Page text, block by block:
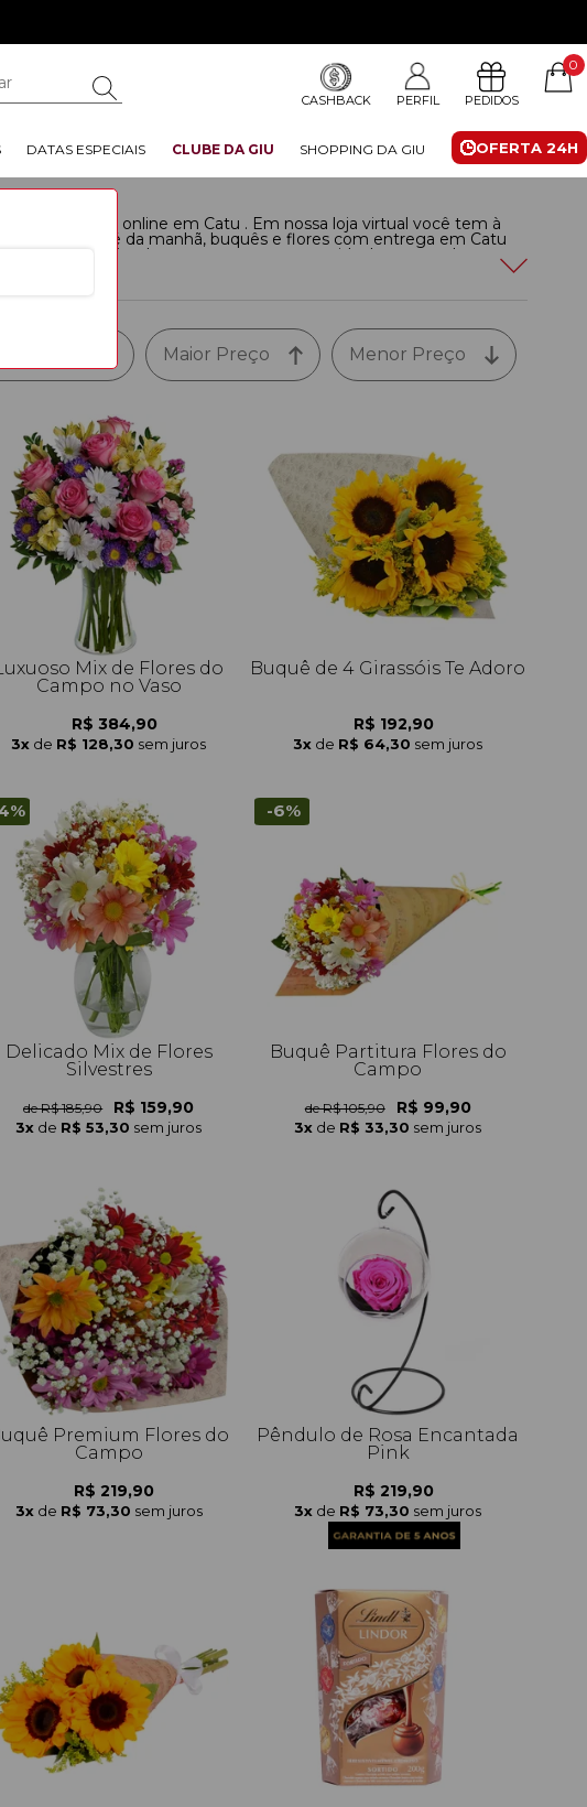
CASHBACK PERFIL PEDIDOS
0
OFERTA 24H
DATAS ESPECIAIS CLUBE DA GIU SHOPPING DA GIU
sua floricultura online em Catu . Em nossa loja virtual você tem à
cestas de café da manhã, buquês e flores com entrega em Catu
muito mais simples encontrar o presente ideal para aquela pessoa
data comemorativa.
Menor Preço
Maior Preço
Mix de Flores do
Campo no Vaso
R$ 384,90
3x de R$ 128,30 sem juros
Buquê de 4 Girassóis Te Adoro
R$ 192,90
3x de R$ 64,30 sem juros
Delicado Mix de Flores
Silvestres
de R$ 185,90 R$ 159,90
3x de R$ 53,30 sem juros
-6%
Buquê Partitura Flores do
Campo
de R$ 105,90 R$ 99,90
3x de R$ 33,30 sem juros
Premium Flores do
Campo
R$ 219,90
3x de R$ 73,30 sem juros
Pêndulo de Rosa Encantada
Pink
R$ 219,90
3x de R$ 73,30 sem juros